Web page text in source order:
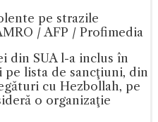
pe strazile
/ AFP / Profimedia
din SUA l-a inclus în
pe lista de sancţiuni, din
cu Hezbollah, pe
o organizaţie